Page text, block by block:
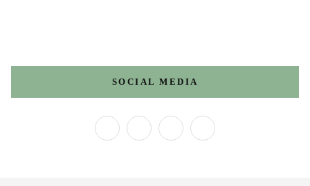
SOCIAL MEDIA